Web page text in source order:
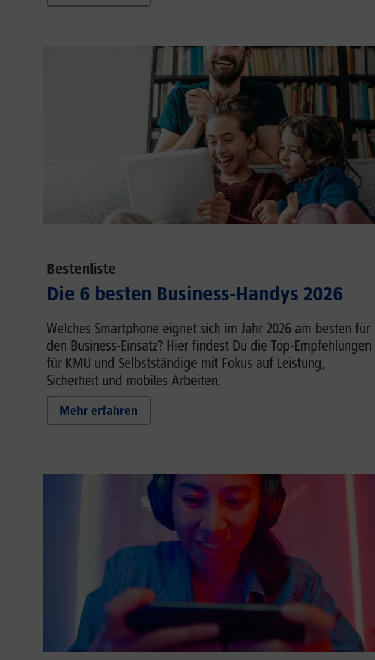
Bestenliste
Die 6 besten Business-Handys 2026
Welches Smartphone eignet sich im Jahr 2026 am besten für
den Business-Einsatz? Hier findest Du die Top-Empfehlungen
für KMU und Selbstständige mit Fokus auf Leistung,
Sicherheit und mobiles Arbeiten.
Mehr erfahren